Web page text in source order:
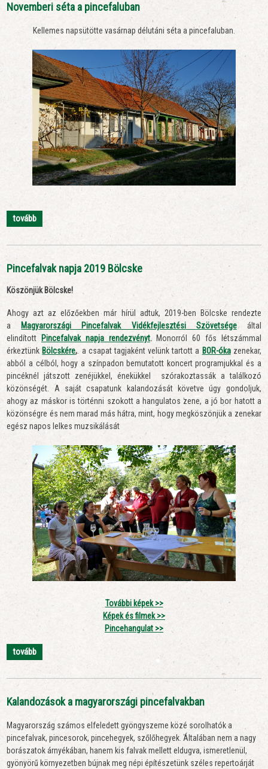
Novemberi séta a pincefaluban
Kellemes napsütötte vasárnap délutáni séta a pincefaluban.
tovább
Pincefalvak napja 2019 Bölcske
Köszönjük Bölcske!
Ahogy azt az előzőekben már hírül adtuk, 2019-ben Bölcske rendezte
a
Magyarországi Pincefalvak Vidékfejlesztési Szövetsége
által
elindított
Pincefalvak napja rendezvényt. Monorról 60 fős létszámmal
érkeztünk Bölcskére,. a csapat tagjaként velünk tartott a BOR-ókazenekar,
abból a célból, hogy a színpadon bemutatott koncert programjukkal és a
pincéknél játszott zenéjükkel, énekükkel szórakoztassák a találkozó
közönségét. A saját csapatunk kalandozását követve úgy gondoljuk,
ahogy az máskor is történni szokott a hangulatos zene, a jó bor hatott a
közönségre és nem marad más hátra, mint, hogy megköszönjük a zenekar
egész napos lelkes muzsikálását
További képek >>
Képek és filmek >>
Pincehangulat >>
tovább
Kalandozások a magyarországi pincefalvakban
Magyarország számos elfeledett gyöngyszeme közé sorolhatók a
pincefalvak, pincesorok, pincehegyek, szőlőhegyek. Általában nem a nagy
borászatok árnyékában, hanem kis falvak mellett eldugva, ismeretlenül,
gyönyörű környezetben bújnak meg népi építészetünk széles repertoárját